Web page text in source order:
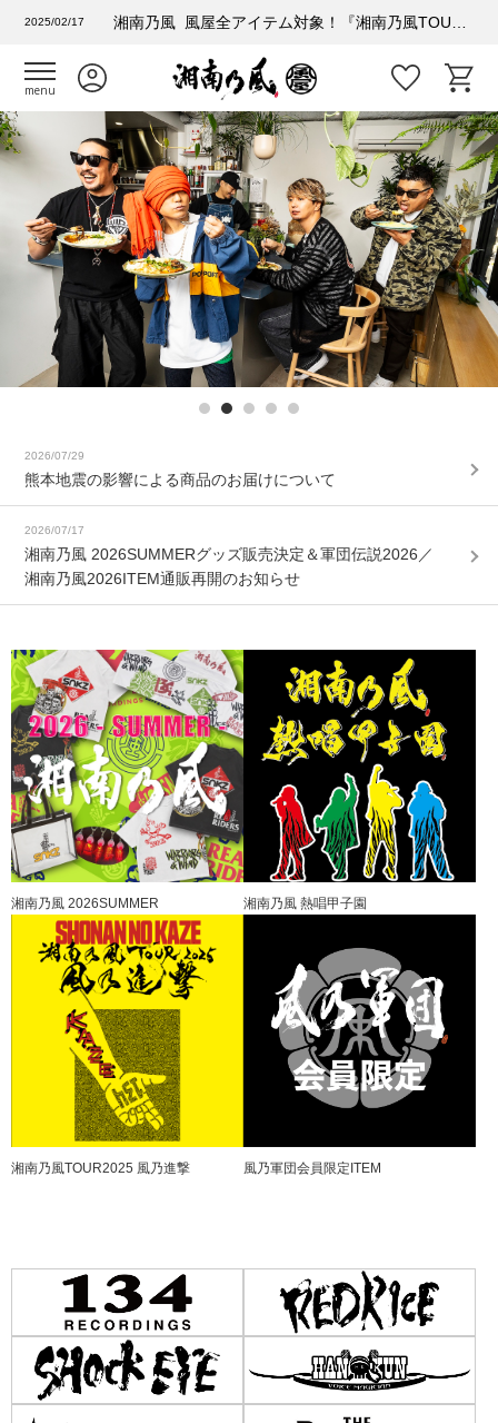
2025/02/17
menu
2026/07/29
熊本地震の影響による商品のお届けについて
2026/07/17
湘南乃風 2026SUMMERグッズ販売決定＆軍団伝説2026／
湘南乃風2026ITEM通販再開のお知らせ
湘南乃風 2026SUMMER 湘南乃風 熱唱甲子園
湘南乃風TOUR2025 風乃進撃 風乃軍団会員限定ITEM